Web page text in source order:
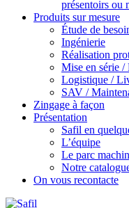
présentoirs ou
Produits sur mesure
Étude de
Ingénierie
Réalisation
Mise en série /
Logistique /
SAV /
Zingage à façon
Présentation
Safil en
L’équipe
Le parc
Notre
On vous recontacte